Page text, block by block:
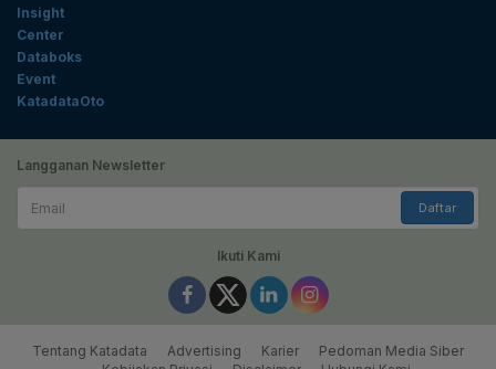
Insight
Center
Databoks
Event
KatadataOto
Langganan Newsletter
Daftar
Ikuti Kami
Tentang Katadata Advertising Karier
Pedoman Media Siber